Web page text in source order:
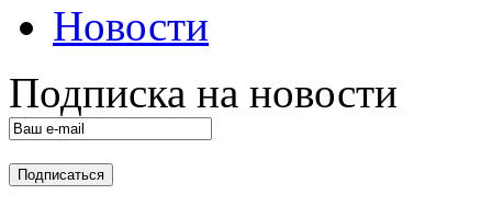
Новости
Подписка на новости